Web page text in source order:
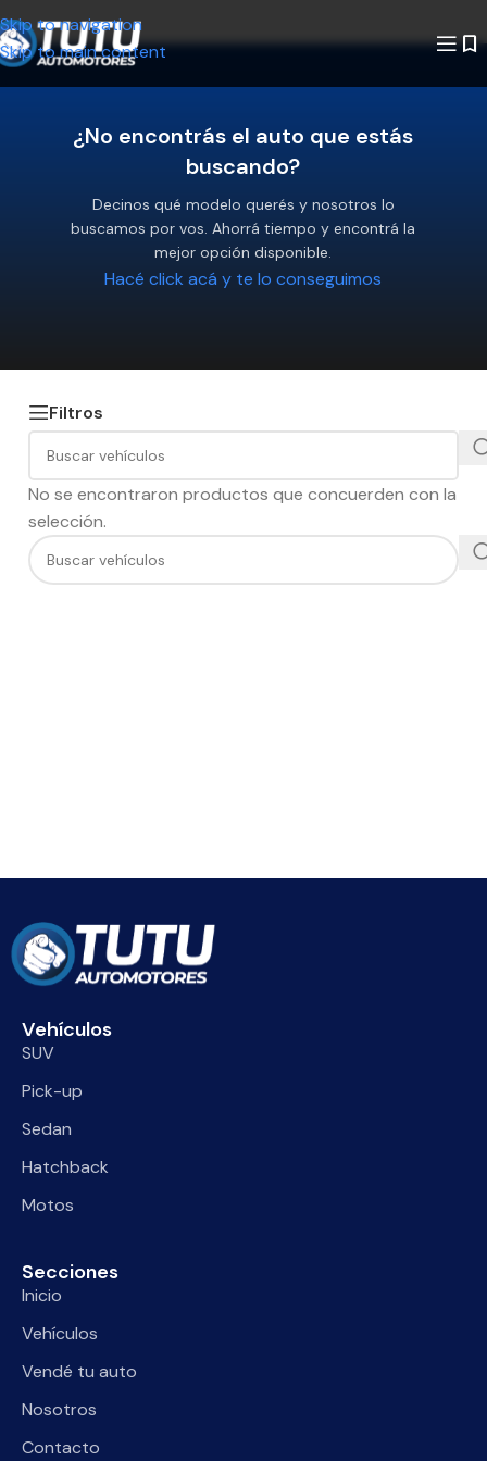
Skip to navigation
Skip to main content
¿No encontrás el auto que estás
buscando?
Decinos qué modelo querés y nosotros lo
buscamos por vos. Ahorrá tiempo y encontrá la
mejor opción disponible.
Hacé click acá y te lo conseguimos
Filtros
No se encontraron productos que concuerden con la
selección.
Vehículos
SUV
Pick-up
Sedan
Hatchback
Motos
Secciones
Inicio
Vehículos
Vendé tu auto
Nosotros
Contacto